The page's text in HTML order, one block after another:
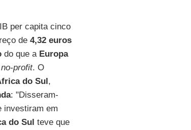
per capita cinco
de 4,32 euros
do que a Europa
no-profit. O
do Sul,
: "Disseram-
investiram em
do Sul teve que